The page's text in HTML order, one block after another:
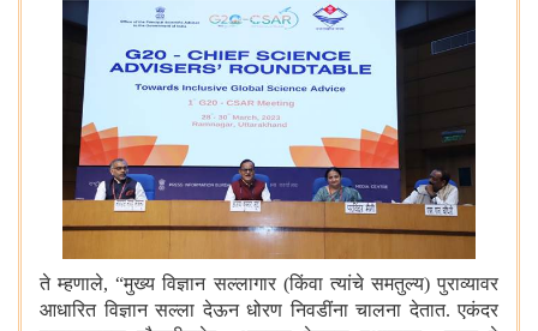
ते म्हणाले,“मुख्य विज्ञान सल्लागार (किंवा त्यांचे समतुल्य) पुराव्यावर
आधारित विज्ञान सल्ला देऊन धोरण निवडींना चालना देतात. एकंदर